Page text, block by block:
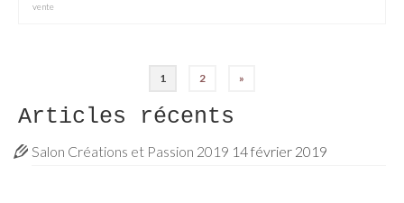
vente
1 2 »
Articles récents
Salon Créations et Passion 2019 14 février 2019